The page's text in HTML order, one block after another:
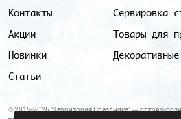
Контакты
Акции
Новинки
Статьи
Сервировка
Товары для
© 2015-2026 "Территория Праздника" — оптово-